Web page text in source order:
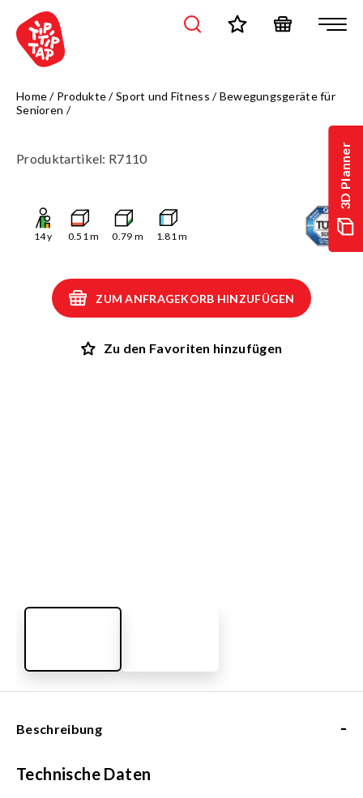
3D Planner
Home/ Produkte/Sport und Fitness /Bewegungsgeräte für
Senioren /
Produktartikel: R7110
14y 0.51m 0.79 m 1.81m
ZUM ANFRAGEKORB HINZUFÜGEN
Zu den Favoriten hinzufügen
Beschreibung -
Technische Daten